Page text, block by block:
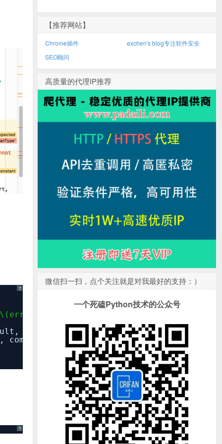
?
handler: nil))
, completion: nil)
?
【推荐网站】
Chrome插件
exchen's blog专注软件安全
SEO顾问
高质量的代理IP推荐
微信扫一扫，点个关注就是对我最好的支持：）
一个死磕Python技术的公众号